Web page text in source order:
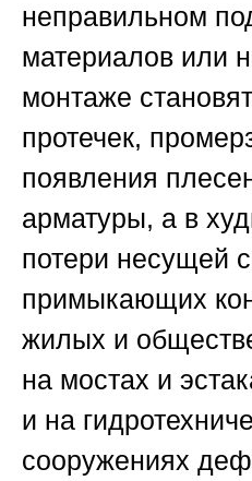
неправильном
материалов или
монтаже
протечек,
появления
арматуры, а в
потери несущей
примыкающих
жилых и
на мостах и
и на
сооружениях